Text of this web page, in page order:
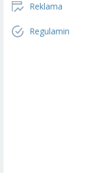
Reklama
Regulamin